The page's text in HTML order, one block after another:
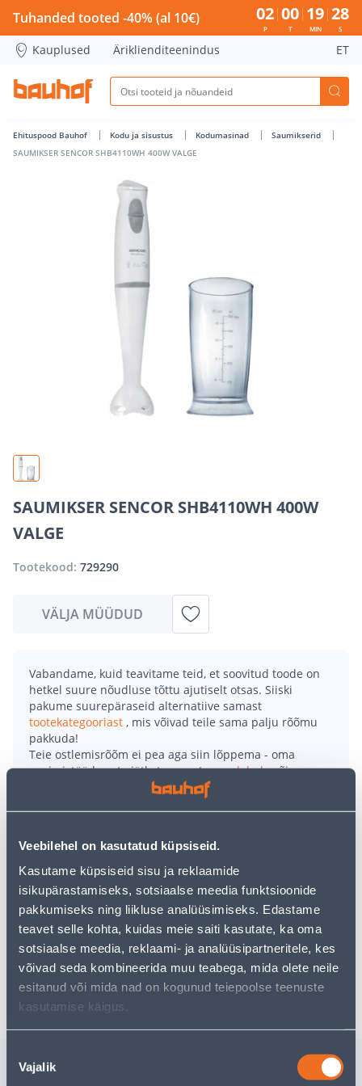
Veebilehel on kasutatud küpsiseid.
Kasutame küpsiseid sisu ja reklaamide
isikupärastamiseks, sotsiaalse meedia funktsioonide
pakkumiseks ning liikluse analüüsimiseks. Edastame
teavet selle kohta, kuidas meie saiti kasutate, ka oma
sotsiaalse meedia, reklaami- ja analüüsipartneritele, kes
võivad seda kombineerida muu teabega, mida olete neile
esitanud või mida nad on kogunud teiepoolse teenuste
kasutamise käigus.
valik
Vajalik
SAUMIKSER SENCOR SHB4110WH 400W VALGE - Bauhof
Tuhanded tooted -40% (al 10€) 02
P
00
T
19
MIN
27
S
Kauplused Äriklienditeenindus ET
Ehituspood Bauhof Kodu ja sisustus Kodumasinad
Saumikserid
SAUMIKSER SENCOR SHB4110WH 400W VALGE
SAUMIKSER SENCOR SHB4110WH 400W
VALGE
Tootekood: 729290
VÄLJA MÜÜDUD
Vabandame, kuid teavitame teid, et soovitud toode on
hetkel suure nõudluse tõttu ajutiselt otsas. Siiski
pakume suurepäraseid alternatiive samast
tootekategooriast , mis võivad teile sama palju rõõmu
pakkuda!
Teie ostlemisrõõm ei pea aga siin lõppema - oma
uurimistööd saate jätkata, naastesavalehelevõi
kasutades meie võimsat otsingufunktsiooni, et leida
veelgi meelepärasemad valikuid. Head ostlemist!
• Saumikser võimsusega 400 W.
• 2 kiirust.
• Roostevabast terasest lõiketera.
• Valget värvi.
• 14-päevane tagastusõigus.
Tarne pole võimalik
Sarnased tooted